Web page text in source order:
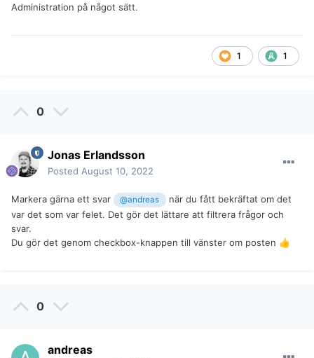
Administration på något sätt.
1 1
0
Jonas Erlandsson
Posted August 10, 2022
Markera gärna ett svar @andreas
när du fått bekräftat om det
var det som var felet. Det gör det lättare att filtrera frågor och
svar.
Du gör det genom checkbox-knappen till vänster om posten 👍
0
andreas